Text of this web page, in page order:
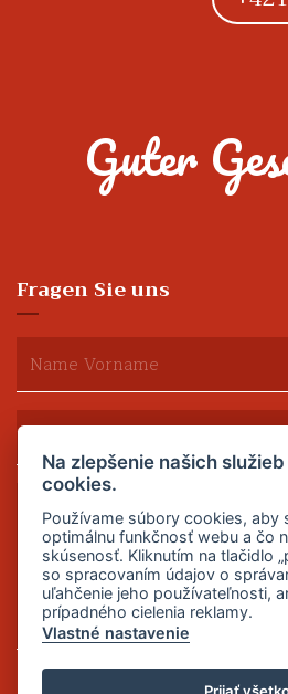
Guter
Fragen Sie uns
Na zlepšenie našich
cookies.
Používame súbory cookies, aby
optimálnu funkčnosť webu a čo
skúsenosť. Kliknutím na tlačidlo
so spracovaním údajov o
uľahčenie jeho používateľnosti,
prípadného cielenia reklamy.
Vlastné nastavenie